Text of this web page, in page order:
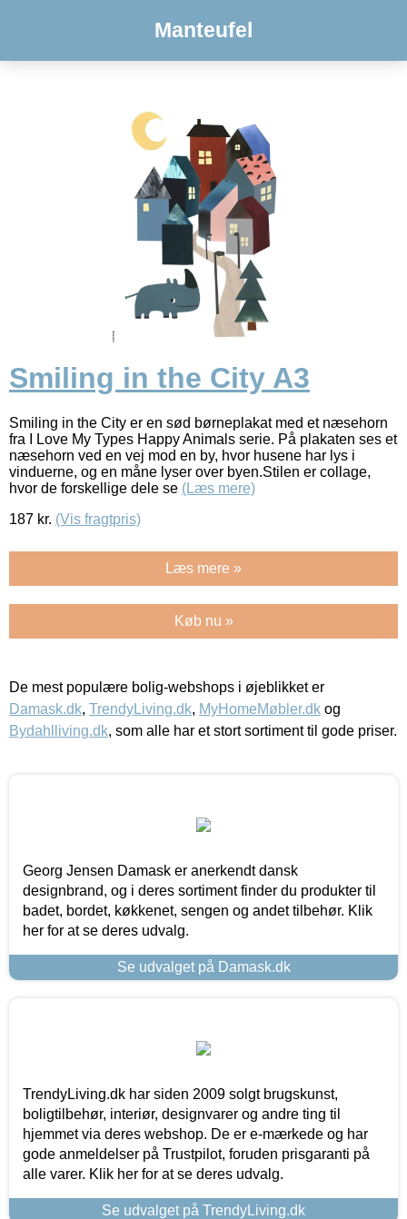
Manteufel
Smiling in the City A3
Smiling in the City er en sød børneplakat med et næsehorn
fra I Love My Types Happy Animals serie. På plakaten ses et
næsehorn ved en vej mod en by, hvor husene har lys i
vinduerne, og en måne lyser over byen.Stilen er collage,
hvor de forskellige dele se (Læs mere)
187 kr. (Vis fragtpris)
Læs mere »
Køb nu »
De mest populære bolig-webshops i øjeblikket er
Damask.dk, TrendyLiving.dk, MyHomeMøbler.dk og
Bydahlliving.dk, som alle har et stort sortiment til gode priser.
Georg Jensen Damask er anerkendt dansk
designbrand, og i deres sortiment finder du produkter til
badet, bordet, køkkenet, sengen og andet tilbehør. Klik
her for at se deres udvalg.
Se udvalget på Damask.dk
TrendyLiving.dk har siden 2009 solgt brugskunst,
boligtilbehør, interiør, designvarer og andre ting til
hjemmet via deres webshop. De er e-mærkede og har
gode anmeldelser på Trustpilot, foruden prisgaranti på
alle varer. Klik her for at se deres udvalg.
Se udvalget på TrendyLiving.dk